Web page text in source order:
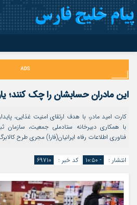
اینستاگرام
سروش
آپارات
نام کاربری یا نشانی ایمیل
رمز عبور
مرا به خاطر بسپار
این مادران حسابشان را چک کنند؛ یارانه ۲ میلیونی
کارت امید مادر، با هدف ارتقای امنیت غذایی،
با همکاری دبیرخانه ستادملی جمعیت،
فناوری اطلاعات رفاه ایرانیان(فارا) مجری طرح
انتشار : - ۱۰:۵۰ کد خبر : ۶۹۷۱۰